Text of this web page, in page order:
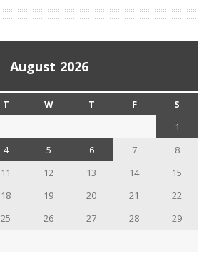
August 2026
T W T F
S
1
4 5 6 7
8
11 12 13 14
15
18 19 20 21
22
25 26 27 28
29